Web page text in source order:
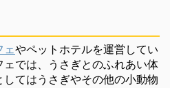
ェやペットホテルを運営してい
では、うさぎとのふれあい体
てはうさぎやその他の小動物